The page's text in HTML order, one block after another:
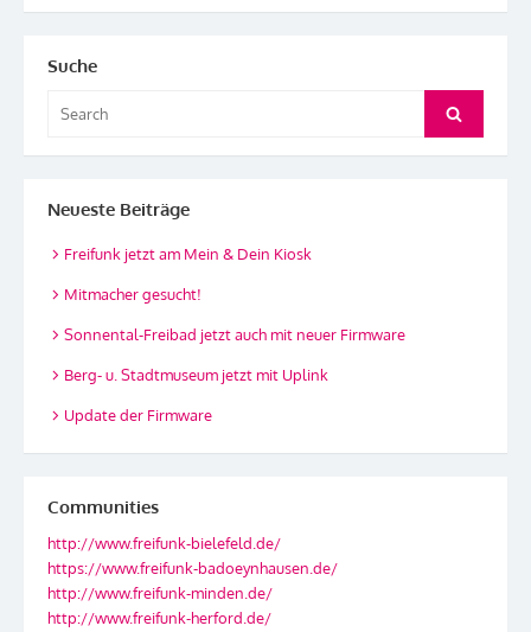
Suche
for:
Search
Neueste Beiträge
Freifunk jetzt am Mein & Dein Kiosk
Mitmacher gesucht!
Sonnental-Freibad jetzt auch mit neuer Firmware
Berg- u. Stadtmuseum jetzt mit Uplink
Update der Firmware
Communities
http://www.freifunk-bielefeld.de/
https://www.freifunk-badoeynhausen.de/
http://www.freifunk-minden.de/
http://www.freifunk-herford.de/